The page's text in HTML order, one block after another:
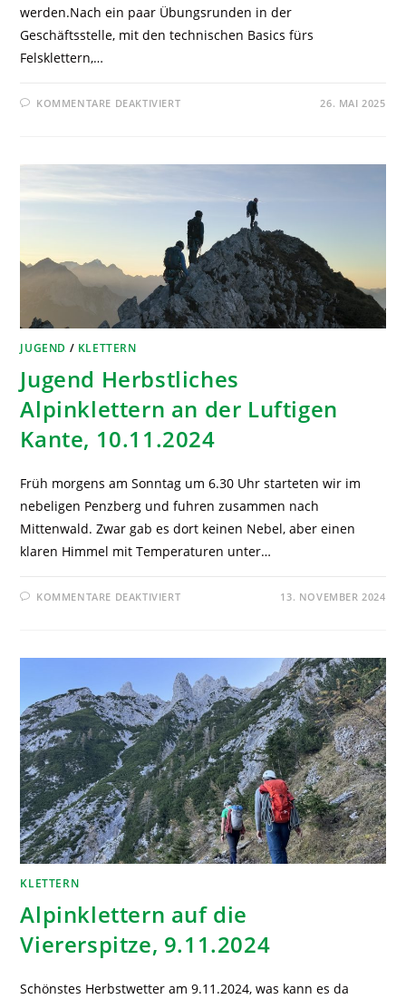
werden.Nach ein paar Übungsrunden in der
Geschäftsstelle, mit den technischen Basics fürs
Felsklettern,…
KOMMENTARE DEAKTIVIERT 26. MAI 2025
JUGEND / KLETTERN
Jugend Herbstliches
Alpinklettern an der Luftigen
Kante, 10.11.2024
Früh morgens am Sonntag um 6.30 Uhr starteten wir im
nebeligen Penzberg und fuhren zusammen nach
Mittenwald. Zwar gab es dort keinen Nebel, aber einen
klaren Himmel mit Temperaturen unter…
KOMMENTARE DEAKTIVIERT 13. NOVEMBER 2024
KLETTERN
Alpinklettern auf die
Viererspitze, 9.11.2024
Schönstes Herbstwetter am 9.11.2024, was kann es da